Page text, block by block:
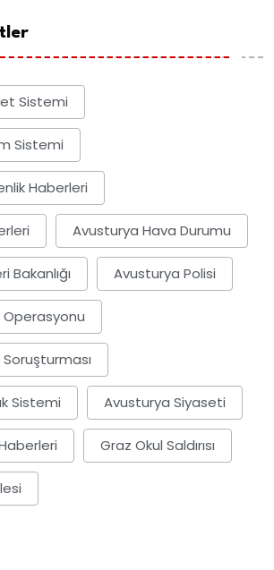
Sistemi
Sistemi
Haberleri
Avusturya Hava Durumu
Bakanlığı Avusturya Polisi
Operasyonu
Sistemi Avusturya Siyaseti
Graz Okul Saldırısı